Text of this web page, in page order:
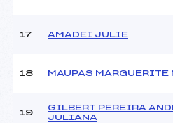
17 AMADEI JULIE
18 MAUPAS MARGUERITE
19
GILBERT PEREIRA
JULIANA